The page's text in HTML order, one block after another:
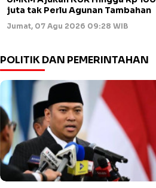
juta tak Perlu Agunan Tambahan
Jumat, 07 Agu 2026 09:28 WIB
POLITIK DAN PEMERINTAHAN